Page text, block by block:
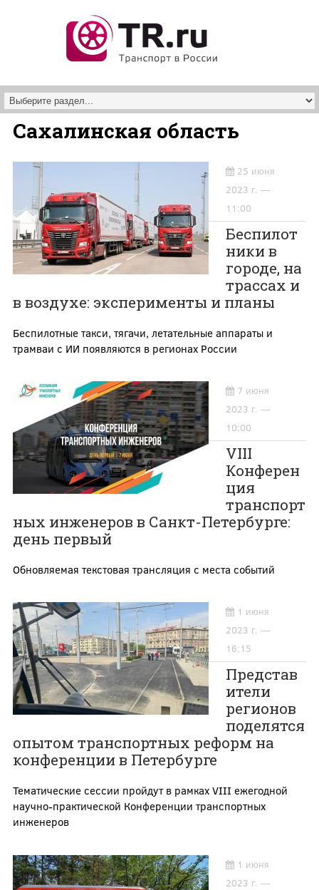
Сахалинская область
25 июня
2023 г. —
11:00
Беспилот
ники в
городе, на
трассах и
в воздухе: эксперименты и планы
Беспилотные такси, тягачи, летательные аппараты и
трамваи с ИИ появляются в регионах России
7 июня
2023 г. —
10:00
VIII
Конферен
ция
транспорт
ных инженеров в Санкт-Петербурге:
день первый
Обновляемая текстовая трансляция с места событий
1 июня
2023 г. —
16:15
Представ
ители
регионов
поделятся
опытом транспортных реформ на
конференции в Петербурге
Тематические сессии пройдут в рамках VIII ежегодной
научно-практической Конференции транспортных
инженеров
1 июня
2023 г. —